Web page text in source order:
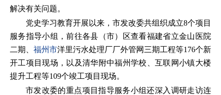
解决有关问题。
党史学习教育开展以来，市发改委共组织成立8个项目
服务指导小组，前往各县（市）区查看福建省立金山医院
二期、 福州市洋里污水处理厂厂外管网三期工程等176个新
开工项目现场，以及清华附中福州学校、互联网小镇大楼
提升工程等109个竣工项目现场。
市发改委的重点项目指导服务小组还深入调研走访连